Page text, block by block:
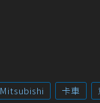
Mitsubishi 卡車